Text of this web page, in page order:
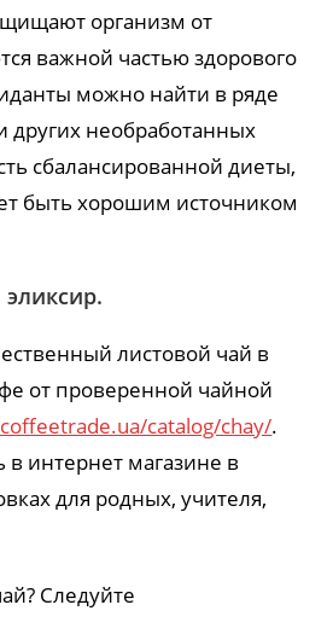
организм от
важной частью здорового
можно найти в ряде
других необработанных
сбалансированной диеты,
быть хорошим источником
листовой чай в
от проверенной чайной
catalog/chay/.
интернет магазине в
для родных, учителя,
Следуйте